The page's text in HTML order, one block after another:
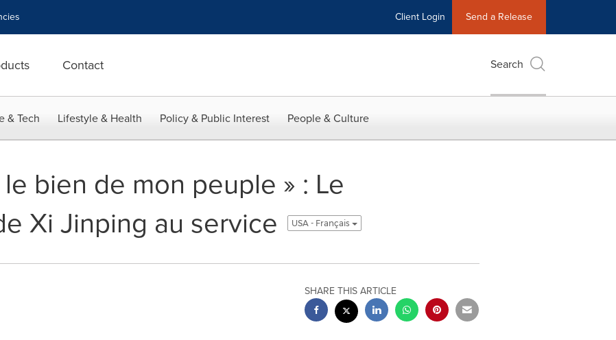
Client Login Send a Release
Contact Search
& Tech Lifestyle & Health Policy & Public Interest People & Culture
le bien de mon peuple » : Le
Xi Jinping au service
USA - Français
SHARE THIS ARTICLE